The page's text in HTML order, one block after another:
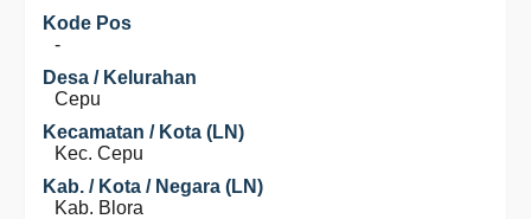
Kode Pos
-
Desa / Kelurahan
Cepu
Kecamatan / Kota (LN)
Kec. Cepu
Kab. / Kota / Negara (LN)
Kab. Blora